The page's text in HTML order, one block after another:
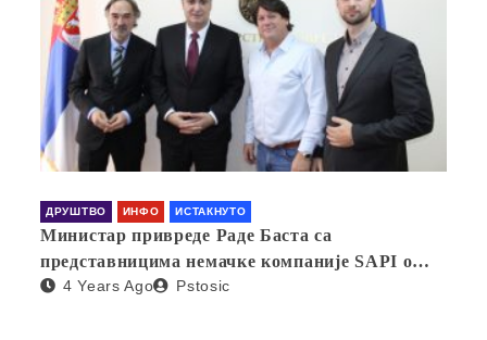
ДРУШТВО ИНФО ИСТАКНУТО
Министар привреде Раде Баста са
представницима немачке компаније SAPI о
отварању фабрике у Србији
4 Years Ago Pstosic